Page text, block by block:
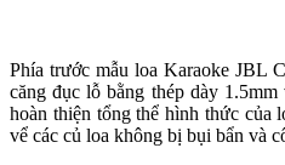
Phía trước mẫu loa Karaoke JBL
căng đục lỗ bằng thép dày
hoàn thiện tổng thể hình thức của
vể các củ loa không bị bụi bẩn và